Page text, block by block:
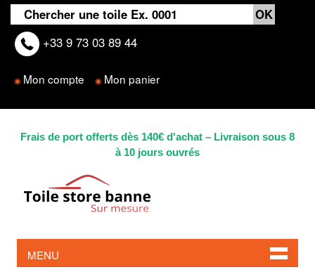
+33 9 73 03 89 44
◉ Mon compte ◉ Mon panier
Frais de port offerts dès 140€ d'achat – Livraison sous 8
à 10 jours ouvrés
MENU